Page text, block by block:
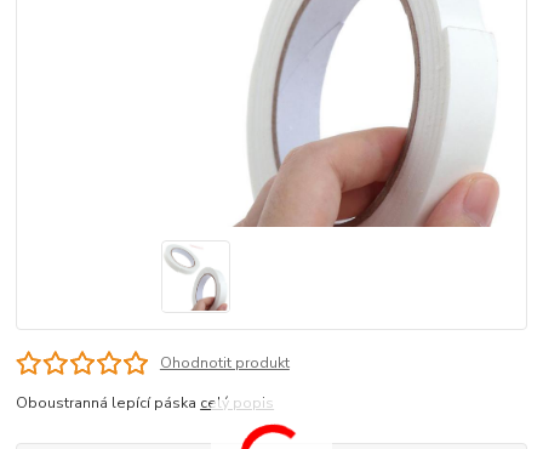
Ohodnotit produkt
Oboustranná lepící páska celý popis